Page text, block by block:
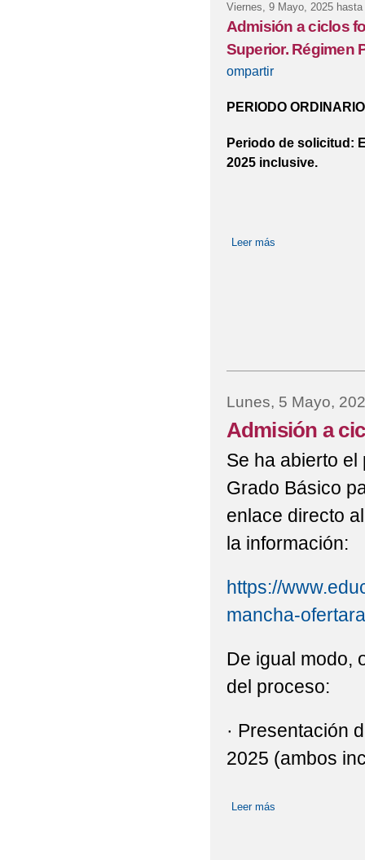
Viernes, 9 Mayo, 2025
Admisión a ciclos
Superior. Régimen
ompartir
PERIODO
Periodo de solicitud:
2025 inclusive.
Leer más
Lunes, 5 Mayo,
Admisión a
Se ha abierto
Grado Básico
enlace directo
la información:
https://
mancha-
De igual modo,
del proceso:
· Presentación
2025 (ambos
Leer más